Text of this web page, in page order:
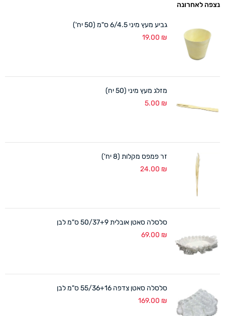
נצפה לאחרונה
גביע מעץ מיני 6/4.5 ס"מ (50 יח')
19.00 ₪
מזלג מעץ מיני (50 יח)
5.00 ₪
זר פמפס מקלות (8 יח')
24.00 ₪
סלסלה סאטן אובלית 50/37+9 ס"מ לבן
69.00 ₪
סלסלה סאטן צדפה 55/36+16 ס"מ לבן
169.00 ₪